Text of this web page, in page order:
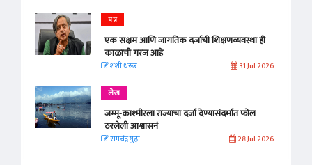
पत्र
एक सक्षम आणि जागतिक दर्जाची शिक्षणव्यवस्था ही
काळाची गरज आहे
शशी थरूर 31 Jul 2026
लेख
जम्मू-काश्मीरला राज्याचा दर्जा देण्यासंदर्भात फोल
ठरलेली आश्वासनं
रामचंद्र गुहा 28 Jul 2026